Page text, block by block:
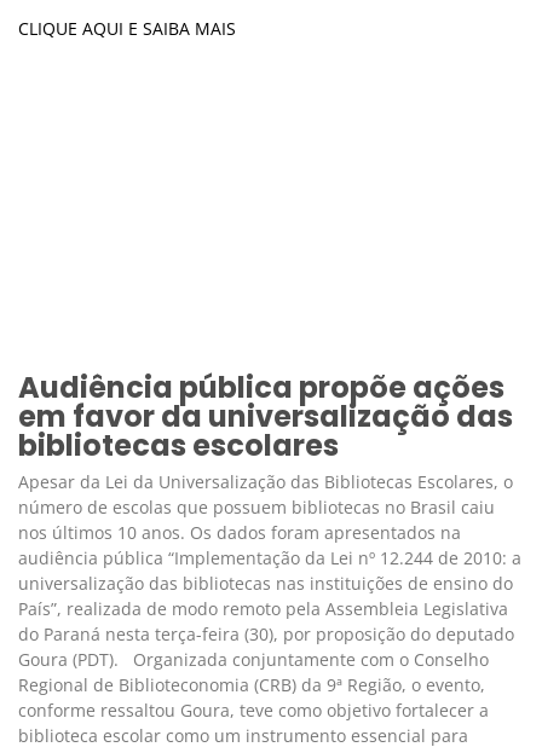
CLIQUE AQUI E SAIBA MAIS
Audiência pública propõe ações
em favor da universalização das
bibliotecas escolares
Apesar da Lei da Universalização das Bibliotecas Escolares, o
número de escolas que possuem bibliotecas no Brasil caiu
nos últimos 10 anos. Os dados foram apresentados na
audiência pública “Implementação da Lei nº 12.244 de 2010: a
universalização das bibliotecas nas instituições de ensino do
País”, realizada de modo remoto pela Assembleia Legislativa
do Paraná nesta terça-feira (30), por proposição do deputado
Goura (PDT). Organizada conjuntamente com o Conselho
Regional de Biblioteconomia (CRB) da 9ª Região, o evento,
conforme ressaltou Goura, teve como objetivo fortalecer a
biblioteca escolar como um instrumento essencial para